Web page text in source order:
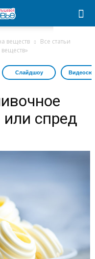
веществ
Все статьи
Слайдшоу
спред